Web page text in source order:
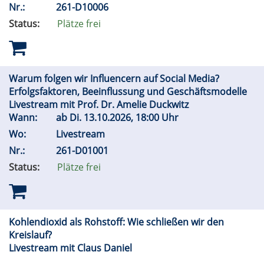
Nr.:
261-D10006
Status:
Plätze frei
Warum folgen wir Influencern auf Social Media?
Erfolgsfaktoren, Beeinflussung und Geschäftsmodelle
Livestream mit Prof. Dr. Amelie Duckwitz
Wann:
ab Di. 13.10.2026, 18:00 Uhr
Wo:
Livestream
Nr.:
261-D01001
Status:
Plätze frei
Kohlendioxid als Rohstoff: Wie schließen wir den
Kreislauf?
Livestream mit Claus Daniel